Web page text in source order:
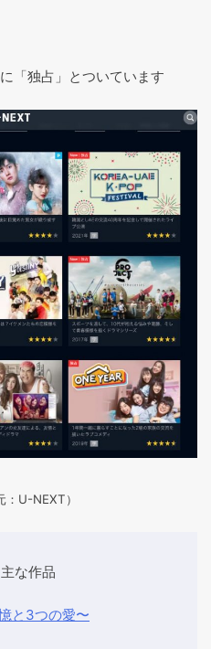
「独占」とついています
：U-NEXT）
な作品
と3つの愛〜